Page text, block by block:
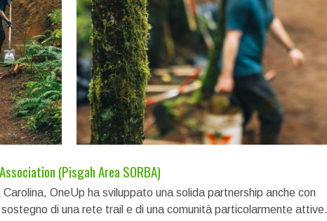
(Pisgah Area SORBA)
OneUp ha sviluppato una solida partnership anche con
di una rete trail e di una comunità particolarmente attive.